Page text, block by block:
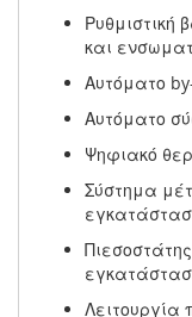
Ρυθμιστική
και
Αυτόματο
Αυτόματο
Ψηφιακό
Σύστημα
Λειτουργία